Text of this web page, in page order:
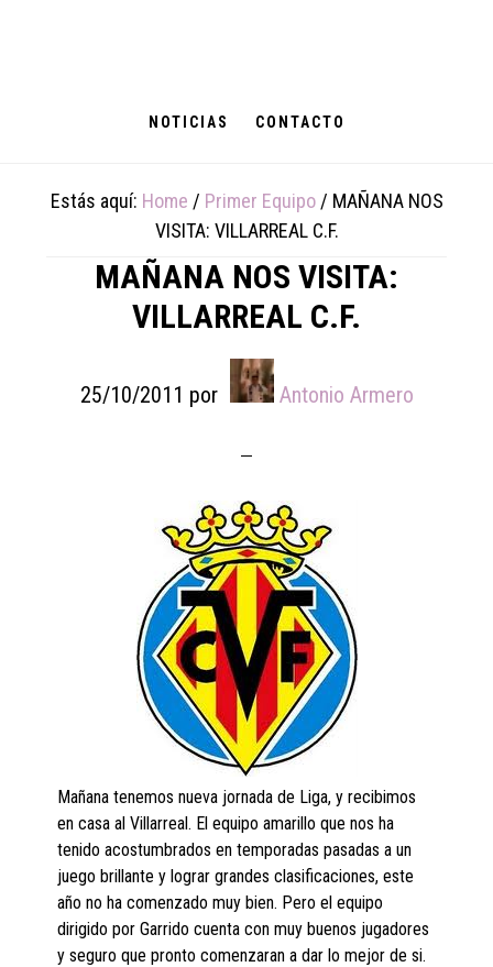
NOTICIAS CONTACTO
Estás aquí: Home / Primer Equipo / MAÑANA NOS
VISITA: VILLARREAL C.F.
MAÑANA NOS VISITA:
VILLARREAL C.F.
25/10/2011 por Antonio Armero
Mañana tenemos nueva jornada de Liga, y recibimos
en casa al Villarreal. El equipo amarillo que nos ha
tenido acostumbrados en temporadas pasadas a un
juego brillante y lograr grandes clasificaciones, este
año no ha comenzado muy bien. Pero el equipo
dirigido por Garrido cuenta con muy buenos jugadores
y seguro que pronto comenzaran a dar lo mejor de si.